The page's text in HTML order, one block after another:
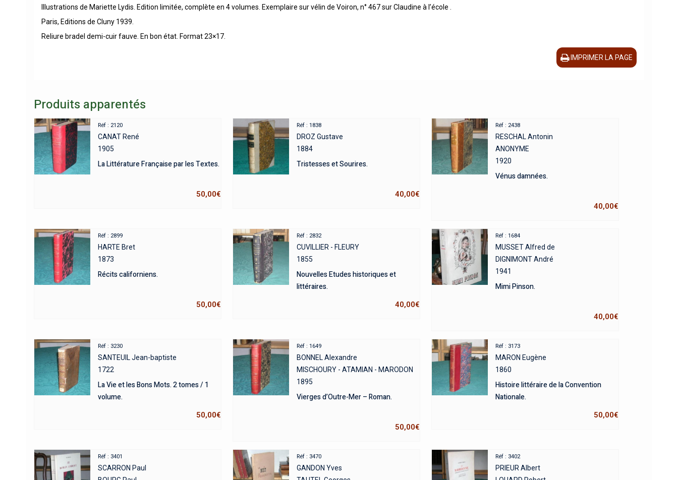
Illustrations de Mariette Lydis. Edition limitée, complète en 4 volumes. Exemplaire sur vélin de Voiron, n° 467 sur Claudine à l’école .
Paris, Editions de Cluny 1939.
Reliure bradel demi-cuir fauve. En bon état. Format 23×17.
IMPRIMER LA PAGE
Produits apparentés
Réf : 2120
CANAT René
1905
La Littérature Française par les Textes.
50,00€
Réf : 1838
DROZ Gustave
1884
Tristesses et Sourires.
40,00€
Réf : 2438
RESCHAL Antonin
ANONYME
1920
Vénus damnées.
40,00€
Réf : 2899
HARTE Bret
1873
Récits californiens.
50,00€
Réf : 2832
CUVILLIER - FLEURY
1855
Nouvelles Etudes historiques et
littéraires.
40,00€
Réf : 1684
MUSSET Alfred de
DIGNIMONT André
1941
Mimi Pinson.
40,00€
Réf : 3230
SANTEUIL Jean-baptiste
1722
La Vie et les Bons Mots. 2 tomes / 1
volume.
50,00€
Réf : 1649
BONNEL Alexandre
MISCHOURY - ATAMIAN - MARODON
1895
Vierges d’Outre-Mer – Roman.
50,00€
Réf : 3173
MARON Eugène
1860
Histoire littéraire de la Convention
Nationale.
50,00€
Réf : 3401
SCARRON Paul
Réf : 3470
GANDON Yves
Réf : 3402
PRIEUR Albert